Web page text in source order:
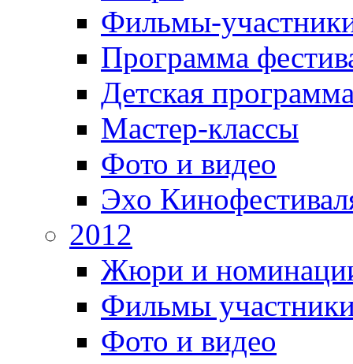
Фильмы-
Программа
Детская
Мастер-классы
Фото и видео
Эхо
2012
Жюри и
Фильмы
Фото и видео